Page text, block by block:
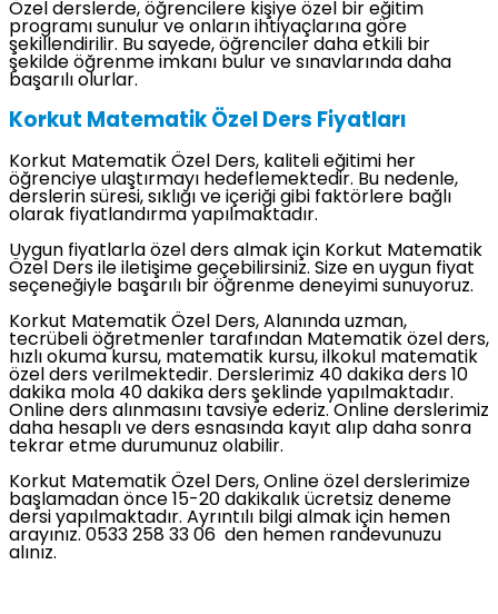
Özel derslerde, öğrencilere kişiye özel bir eğitim
programı sunulur ve onların ihtiyaçlarına göre
şekillendirilir. Bu sayede, öğrenciler daha etkili bir
şekilde öğrenme imkanı bulur ve sınavlarında daha
başarılı olurlar.
Korkut Matematik Özel Ders Fiyatları
Korkut Matematik Özel Ders, kaliteli eğitimi her
öğrenciye ulaştırmayı hedeflemektedir. Bu nedenle,
derslerin süresi, sıklığı ve içeriği gibi faktörlere bağlı
olarak fiyatlandırma yapılmaktadır.
Uygun fiyatlarla özel ders almak için Korkut Matematik
Özel Ders ile iletişime geçebilirsiniz. Size en uygun fiyat
seçeneğiyle başarılı bir öğrenme deneyimi sunuyoruz.
Korkut Matematik Özel Ders, Alanında uzman,
tecrübeli öğretmenler tarafından Matematik özel ders,
hızlı okuma kursu, matematik kursu, ilkokul matematik
özel ders verilmektedir. Derslerimiz 40 dakika ders 10
dakika mola 40 dakika ders şeklinde yapılmaktadır.
Online ders alınmasını tavsiye ederiz. Online derslerimiz
daha hesaplı ve ders esnasında kayıt alıp daha sonra
tekrar etme durumunuz olabilir.
Korkut Matematik Özel Ders, Online özel derslerimize
başlamadan önce 15-20 dakikalık ücretsiz deneme
dersi yapılmaktadır. Ayrıntılı bilgi almak için hemen
arayınız. 0533 258 33 06 den hemen randevunuzu
alınız.